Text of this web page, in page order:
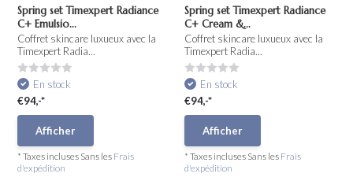
Spring set Timexpert Radiance
C+ Emulsio...
Coffret skincare luxueux avec la
Timexpert Radia...
En stock
€94,-*
Afficher
* Taxes incluses Sans les Frais
d'expédition
Spring set Timexpert Radiance
C+ Cream &...
Coffret skincare luxueux avec la
Timexpert Radia...
En stock
€94,-*
Afficher
* Taxes incluses Sans les Frais
d'expédition